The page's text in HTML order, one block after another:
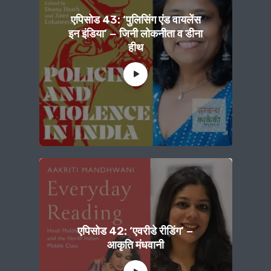
एपिसोड 43: ‘पुलिसिंग एंड वायलेंस
इन इंडिया’ − जिनी लोकनीता व डीना
हीथ
एपिसोड 42: ‘एवरीडे रीडिंग’ −
आकृति मंधवानी